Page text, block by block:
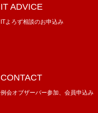
IT ADVICE
ITよろず相談のお申込み
CONTACT
例会オブザーバー参加、会員申込み